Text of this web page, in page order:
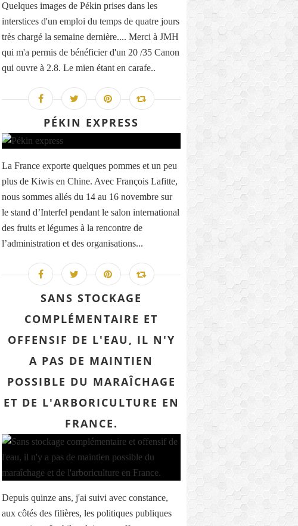
Quelques images de Pékin prises dans les
interstices d'un emploi du temps de quatre jours
très chargé la semaine dernière.... Merci à JMH
qui m'a permis de bénéficier d'un 20 /35 Canon
qui ouvre à 2.8. Le mien étant en carafe..
PÉKIN EXPRESS
La France exporte quelques pommes et un peu
plus de Kiwis en Chine. Avec François Lafitte,
nous sommes allés du 14 au 16 novembre sur
le stand d’Interfel pendant le salon international
des fruits et légumes à la rencontre de
l’administration et des organisations...
SANS STOCKAGE
COMPLÉMENTAIRE ET
OFFENSIF DE L'EAU, IL N'Y
A PAS DE MAINTIEN
POSSIBLE DU MARAÎCHAGE
ET DE L'ARBORICULTURE EN
FRANCE.
Depuis quinze ans, j'ai suivi avec constance,
aux côtés des filières, les politiques publiques